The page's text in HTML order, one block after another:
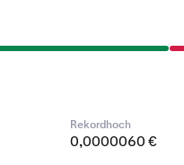
Rekordhoch
0,0000060 €